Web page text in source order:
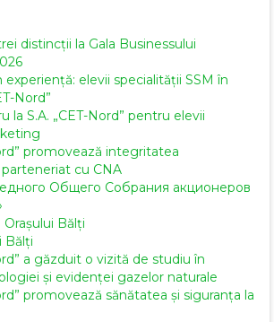
distincții la Gala Businessului
experiență: elevii specialității SSM în
Nord”
la S.A. „CET-Nord” pentru elevii
promovează integritatea
cu CNA
Общего Собрания акционеров
Bălți
Bălți
a găzduit o vizită de studiu în
și evidenței gazelor naturale
promovează sănătatea și siguranța la